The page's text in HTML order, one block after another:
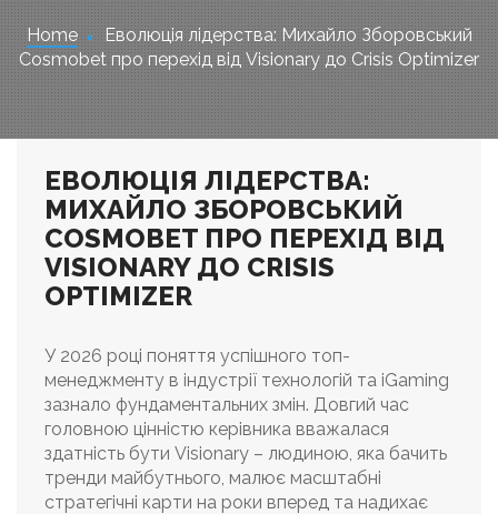
Home
Еволюція лідерства: Михайло Зборовський
Cosmobet про перехід від Visionary до Crisis Optimizer
ЕВОЛЮЦІЯ ЛІДЕРСТВА:
МИХАЙЛО ЗБОРОВСЬКИЙ
COSMOBET ПРО ПЕРЕХІД ВІД
VISIONARY ДО CRISIS
OPTIMIZER
У 2026 році поняття успішного топ-
менеджменту в індустрії технологій та iGaming
зазнало фундаментальних змін. Довгий час
головною цінністю керівника вважалася
здатність бути Visionary – людиною, яка бачить
тренди майбутнього, малює масштабні
стратегічні карти на роки вперед та надихає